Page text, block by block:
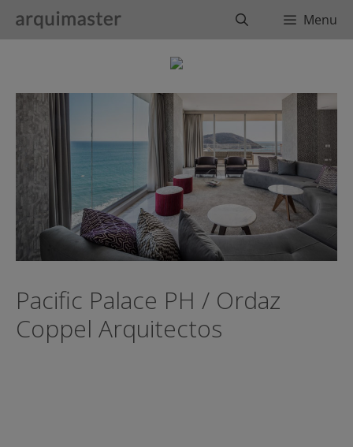
BuscarMenu
Pacific Palace PH / Ordaz
Coppel Arquitectos